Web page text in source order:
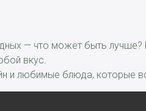
— что может быть
вкус.
и любимые блюда, которые